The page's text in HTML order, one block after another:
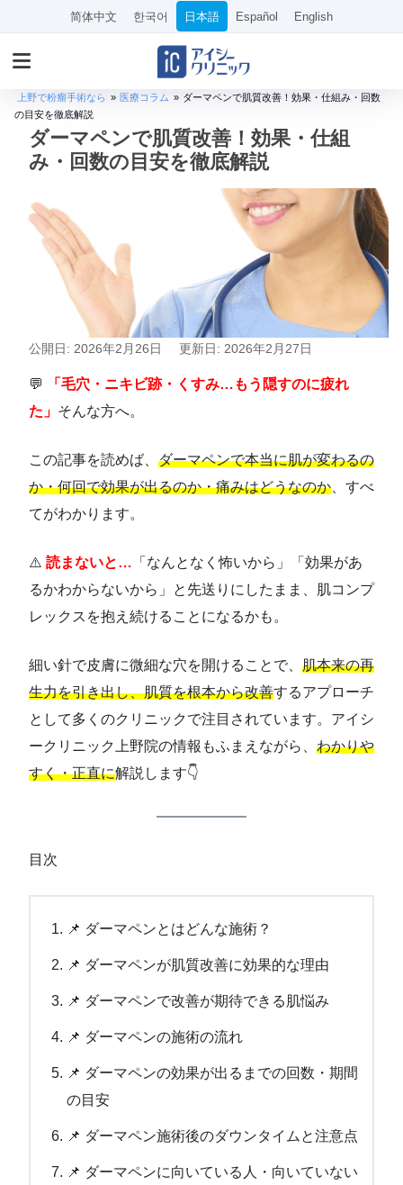
简体中文 한국어 日本語 Español English
上野で粉瘤手術なら » 医療コラム » ダーマペンで肌質改善！効果・仕組み・回数
の目安を徹底解説
ダーマペンで肌質改善！効果・仕組
み・回数の目安を徹底解説
公開日: 2026年2月26日 更新日: 2026年2月27日
💬
「毛穴・ニキビ跡・くすみ…もう隠すのに疲れ
た」 そんな方へ。
この記事を読めば、 ダーマペンで本当に肌が変わるの
か・何回で効果が出るのか・痛みはどうなのか 、すべ
てがわかります。
⚠️ 読まないと… 「なんとなく怖いから」「効果があ
るかわからないから」と先送りにしたまま、肌コンプ
レックスを抱え続けることになるかも。
細い針で皮膚に微細な穴を開けることで、 肌本来の再
生力を引き出し、肌質を根本から改善するアプローチ
として多くのクリニックで注目されています。アイシ
ークリニック上野院の情報もふまえながら、 わかりや
すく・正直に解説します👇
目次
📌 ダーマペンとはどんな施術？
📌 ダーマペンが肌質改善に効果的な理由
📌 ダーマペンで改善が期待できる肌悩み
📌 ダーマペンの施術の流れ
📌 ダーマペンの効果が出るまでの回数・期間
の目安
📌 ダーマペン施術後のダウンタイムと注意点
📌 ダーマペンに向いている人・向いていない